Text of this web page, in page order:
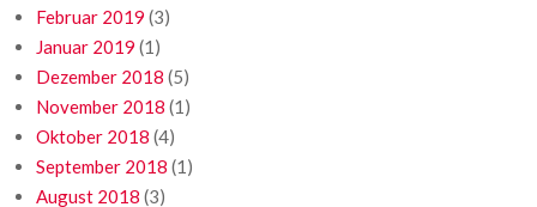
Februar 2019 (3)
Januar 2019 (1)
Dezember 2018 (5)
November 2018 (1)
Oktober 2018 (4)
September 2018 (1)
August 2018 (3)